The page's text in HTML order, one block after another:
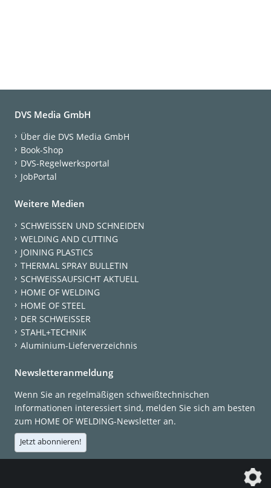
DVS Media GmbH
Über die DVS Media GmbH
Book-Shop
DVS-Regelwerksportal
JobPortal
Weitere Medien
SCHWEISSEN UND SCHNEIDEN
WELDING AND CUTTING
JOINING PLASTICS
THERMAL SPRAY BULLETIN
SCHWEISSAUFSICHT AKTUELL
HOME OF WELDING
HOME OF STEEL
DER SCHWEISSER
STAHL+TECHNIK
Aluminium-Lieferverzeichnis
Newsletteranmeldung
Wenn Sie an regelmäßigen schweißtechnischen
Informationen interessiert sind, melden Sie sich am besten
zum HOME OF WELDING-Newsletter an.
Jetzt abonnieren!